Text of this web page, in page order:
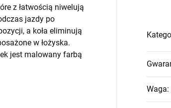
z łatwością niwelują
jazdy po
a koła eliminują
w łożyska.
jest malowany farbą
Waga: